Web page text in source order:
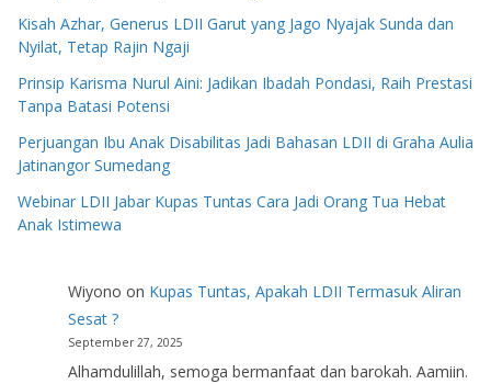
Kisah Azhar, Generus LDII Garut yang Jago Nyajak Sunda dan
Nyilat, Tetap Rajin Ngaji
Prinsip Karisma Nurul Aini: Jadikan Ibadah Pondasi, Raih Prestasi
Tanpa Batasi Potensi
Perjuangan Ibu Anak Disabilitas Jadi Bahasan LDII di Graha Aulia
Jatinangor Sumedang
Webinar LDII Jabar Kupas Tuntas Cara Jadi Orang Tua Hebat
Anak Istimewa
Wiyono on Kupas Tuntas, Apakah LDII Termasuk Aliran
Sesat ?
September 27, 2025
Alhamdulillah, semoga bermanfaat dan barokah. Aamiin.